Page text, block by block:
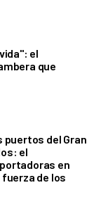
el
que
puertos del Gran
el
en
de los